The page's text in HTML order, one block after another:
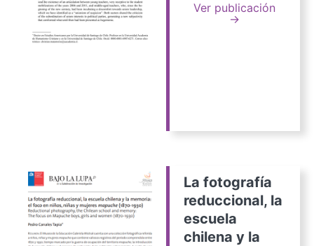
Ver publicación
→
La fotografía
reduccional, la
escuela
chilena y la